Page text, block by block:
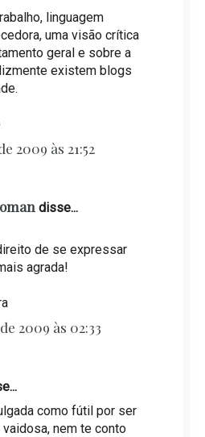
linguagem
uma visão crítica
geral e sobre a
existem blogs
2009 às 21:52
disse...
de se expressar
agrada!
2009 às 02:33
como fútil por ser
nem te conto